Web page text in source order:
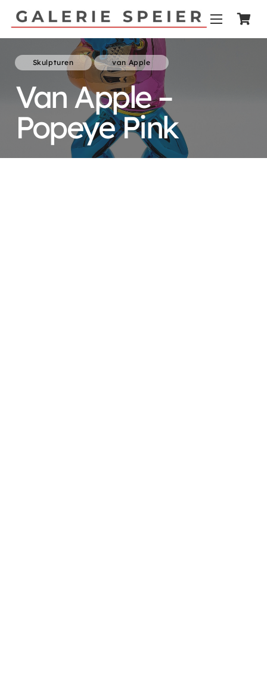
Skulpturen van Apple
Van Apple –
Popeye Pink